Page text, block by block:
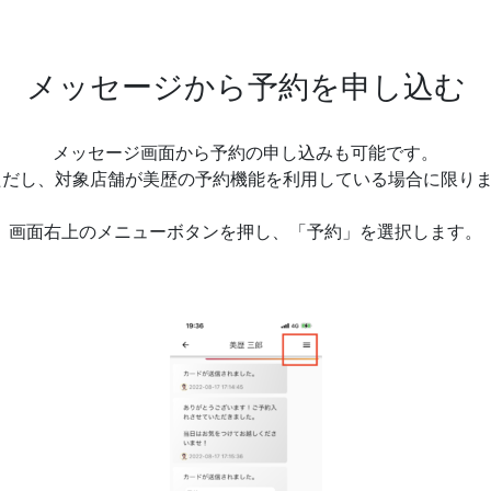
メッセージから予約を申し込む
メッセージ画面から予約の申し込みも可能です。
し、対象店舗が美歴の予約機能を利用している場合に限り
画面右上のメニューボタンを押し、「予約」を選択します。